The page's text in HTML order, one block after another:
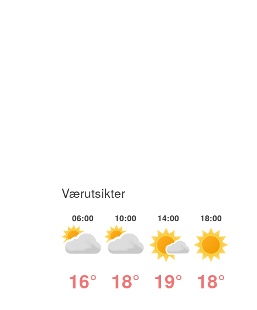
Værutsikter
06:00
16°
10:00
18°
14:00
19°
18:00
18°